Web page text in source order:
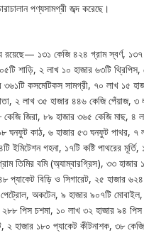
পণ্যসামগ্রী জব্দ করেছে।
রয়েছে— ১৩১ কেজি ৪২৪ গ্রাম স্বর্ণ,
শাড়ি, ২ লাখ ১০ হাজার ৬৩টি থ্রিপিস,
কসমেটিকস সামগ্রী, ৭০ লাখ ১৫
২ লাখ ৩৫ হাজার ৪৪৬ কেজি পেঁয়াজ, ৩
জিরা, ৮৯ হাজার ৩৬৫ কেজি মাছ, ৪
ঘনফুট কাঠ, ৬ হাজার ৫৩ ঘনফুট পাথর, ৭
ইমিটেশন গহনা, ১৭টি কষ্টি পাথরের
তিমির বমি (অ্যাম্বারগ্রিস), ৩৩ হাজার
প্যাকেট বিড়ি ও সিগারেট, ২৫ হাজার
অকটেন, ৯ হাজার ৯০৭টি
পিস চশমা, ১০ লাখ ৩২ হাজার ৯৪
২ হাজার ১৮০ প্যাকেট কীটনাশক, ৩৮